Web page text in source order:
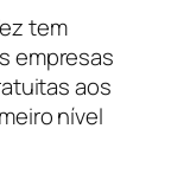
tem
empresas
aos
nível